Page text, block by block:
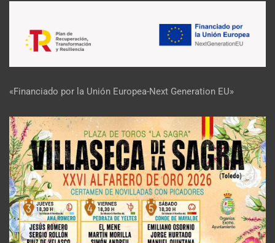
«Financiado por la Unión Europea-Next Generation EU»